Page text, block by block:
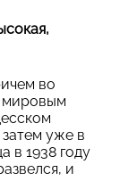
во
мировым
уже в
в 1938 году
и